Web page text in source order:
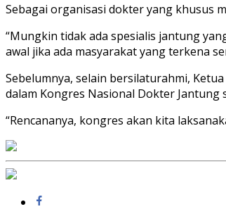
Sebagai organisasi dokter yang khusus
“Mungkin tidak ada spesialis jantung
awal jika ada masyarakat yang terkena
Sebelumnya, selain bersilaturahmi,
dalam Kongres Nasional Dokter Jantung
“Rencananya, kongres akan kita